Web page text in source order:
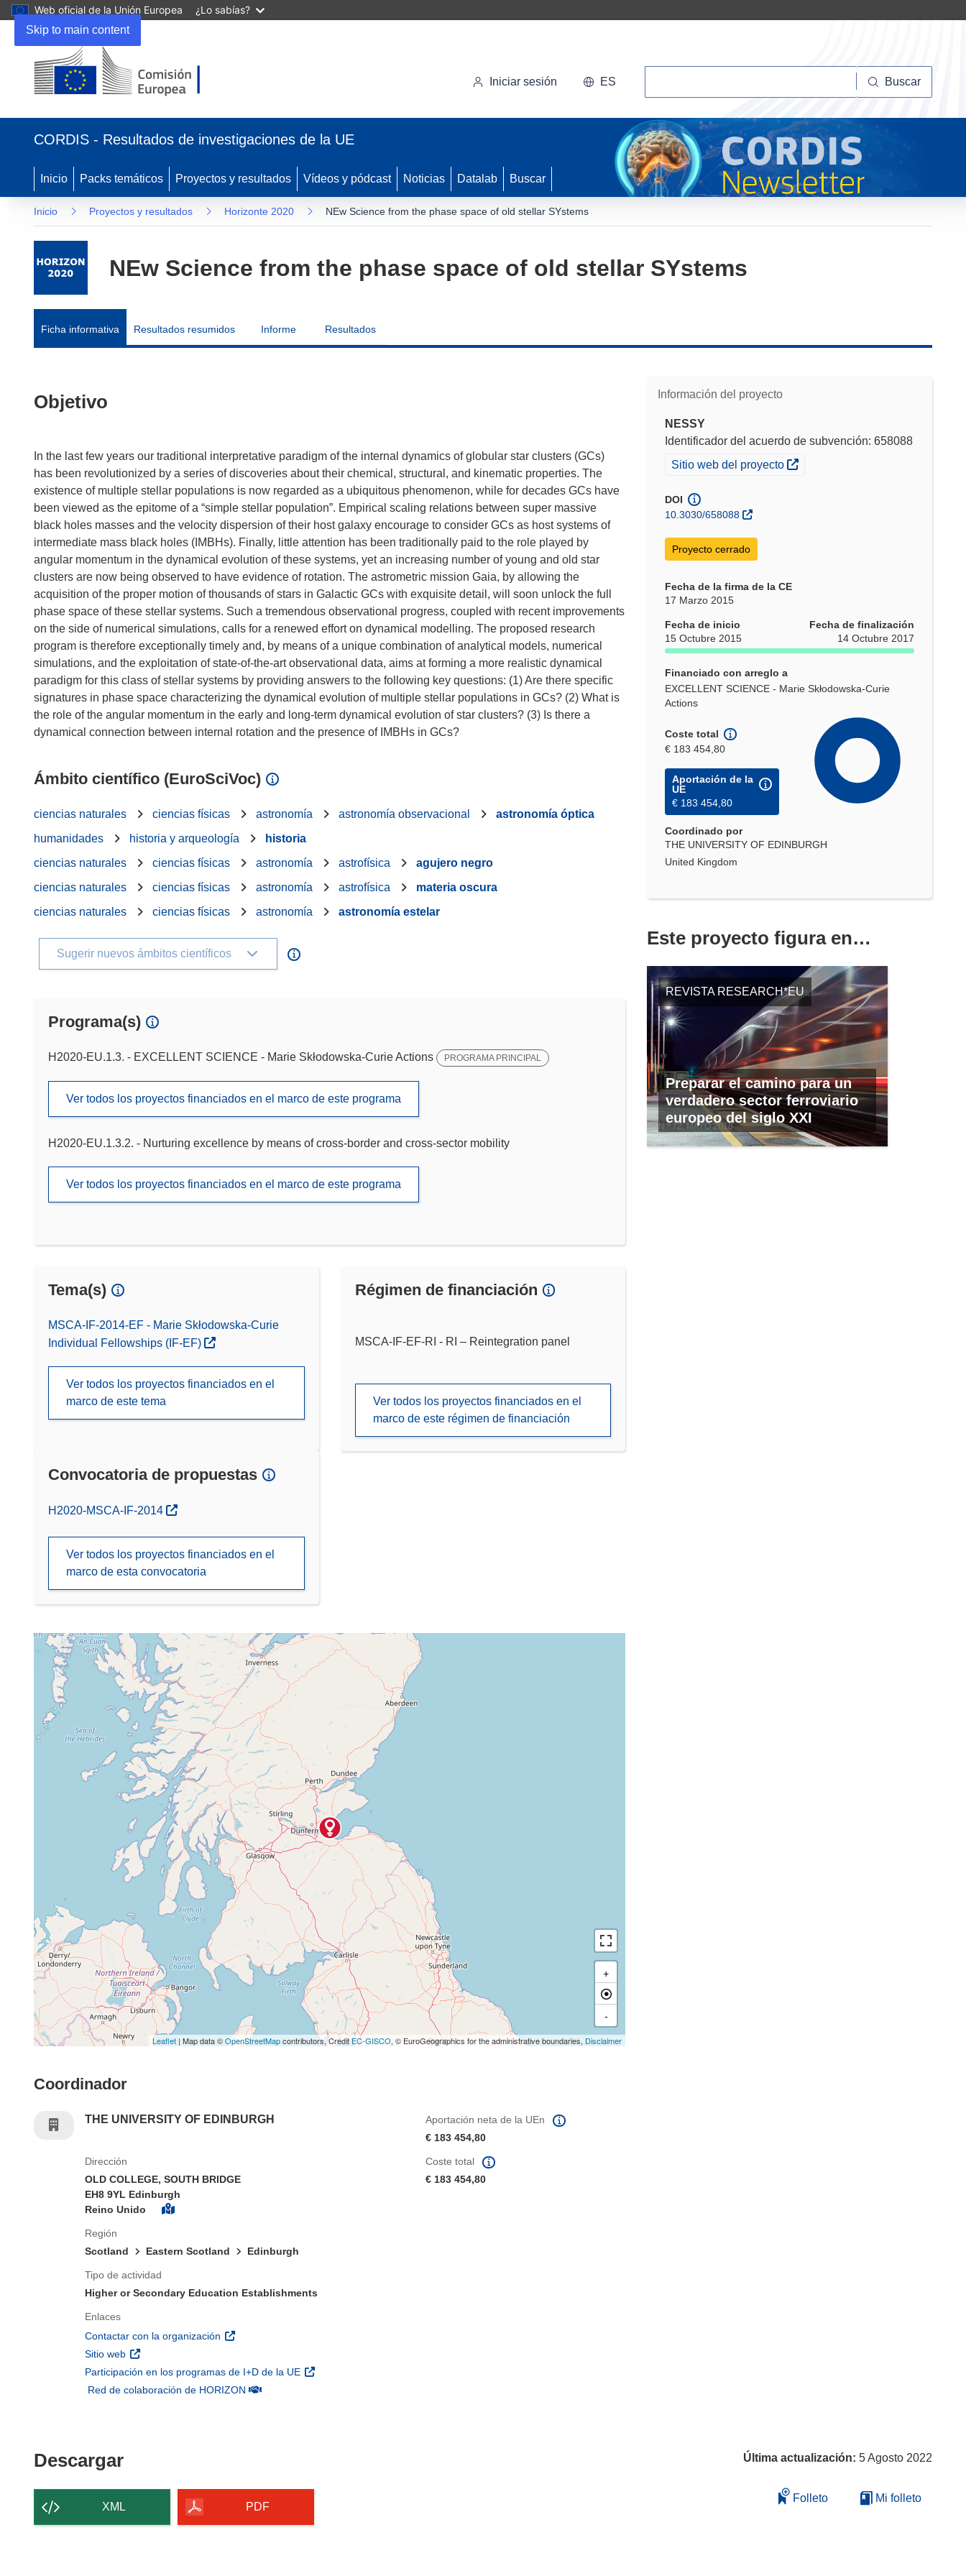
Skip to main content
Web oficial de la Unión Europea ¿Lo sabías?
Iniciar sesión ES Buscar
CORDIS - Resultados de investigaciones de la UE
Inicio Packs temáticos Proyectos y resultados Vídeos y pódcast Noticias Datalab Buscar
Inicio Proyectos y resultados Horizonte 2020 NEw Science from the phase space of old stellar SYstems
NEw Science from the phase space of old stellar SYstems
Ficha informativa Resultados resumidos Informe Resultados
Información del proyecto
NESSY
Identificador del acuerdo de subvención: 658088
(se abrirá en una nueva ventana)
Sitio web del proyecto
DOI
10.3030/658088
Proyecto cerrado
Fecha de la firma de la CE
17 Marzo 2015
Fecha de inicio
15 Octubre 2015
Fecha de finalización
14 Octubre 2017
Financiado con arreglo a
EXCELLENT SCIENCE - Marie Skłodowska-Curie
Actions
Coste total
€ 183 454,80
Aportación de la
UE
€ 183 454,80
Coordinado por
THE UNIVERSITY OF EDINBURGH
United Kingdom
Este proyecto figura en…
REVISTA RESEARCH*EU
Preparar el camino para un
verdadero sector ferroviario
europeo del siglo XXI
N.º 72, MAYO 2018
Objetivo
In the last few years our traditional interpretative paradigm of the internal dynamics of globular star clusters (GCs)
has been revolutionized by a series of discoveries about their chemical, structural, and kinematic properties. The
existence of multiple stellar populations is now regarded as a ubiquitous phenomenon, while for decades GCs have
been viewed as the epitome of a “simple stellar population”. Empirical scaling relations between super massive
black holes masses and the velocity dispersion of their host galaxy encourage to consider GCs as host systems of
intermediate mass black holes (IMBHs). Finally, little attention has been traditionally paid to the role played by
angular momentum in the dynamical evolution of these systems, yet an increasing number of young and old star
clusters are now being observed to have evidence of rotation. The astrometric mission Gaia, by allowing the
acquisition of the proper motion of thousands of stars in Galactic GCs with exquisite detail, will soon unlock the full
phase space of these stellar systems. Such a tremendous observational progress, coupled with recent improvements
on the side of numerical simulations, calls for a renewed effort on dynamical modelling. The proposed research
program is therefore exceptionally timely and, by means of a unique combination of analytical models, numerical
simulations, and the exploitation of state-of-the-art observational data, aims at forming a more realistic dynamical
paradigm for this class of stellar systems by providing answers to the following key questions: (1) Are there specific
signatures in phase space characterizing the dynamical evolution of multiple stellar populations in GCs? (2) What is
the role of the angular momentum in the early and long-term dynamical evolution of star clusters? (3) Is there a
Ámbito científico (EuroSciVoc)
ciencias naturales ciencias físicas astronomía astronomía observacional
astronomía óptica
humanidades
historia y arqueología
historia
ciencias naturales
ciencias físicas astronomía astrofísica
agujero negro
ciencias naturales
ciencias físicas astronomía astrofísica
materia oscura
ciencias naturales
ciencias físicas astronomía astronomía estelar
Sugerir nuevos ámbitos científicos
Programa(s)
H2020-EU.1.3. - EXCELLENT SCIENCE - Marie Skłodowska-Curie Actions PROGRAMA PRINCIPAL
Ver todos los proyectos financiados en el marco de este programa
H2020-EU.1.3.2. - Nurturing excellence by means of cross-border and cross-sector mobility
Ver todos los proyectos financiados en el marco de este programa
Tema(s)
MSCA-IF-2014-EF - Marie Skłodowska-Curie
Individual Fellowships (IF-EF)
Ver todos los proyectos financiados en el
marco de este tema
Régimen de financiación
MSCA-IF-EF-RI - RI – Reintegration panel
Ver todos los proyectos financiados en el
marco de este régimen de financiación
Convocatoria de propuestas
(se abrirá en una nueva ventana)
H2020-MSCA-IF-2014
Ver todos los proyectos financiados en el
marco de esta convocatoria
+
-
Leaflet | Map data ©OpenStreetMapcontributors, CreditEC-GISCO, © EuroGeographics for the administrative boundaries, Disclaimer
Coordinador
THE UNIVERSITY OF EDINBURGH
Aportación neta de la UEn
€ 183 454,80
Dirección
OLD COLLEGE, SOUTH BRIDGE
EH8 9YL Edinburgh
Reino Unido
Región
Scotland
Eastern Scotland Edinburgh
Tipo de actividad
Higher or Secondary Education Establishments
Enlaces
Contactar con la organización (se abrirá en una nueva ventana)
Sitio web (se abrirá en una nueva ventana)
Participación en los programas de I+D de la UE (se abrirá en una nueva ventana)
Red de colaboración de HORIZON(se abrirá en una nueva ventana)
Coste total
€ 183 454,80
DescargarDescargar el contenido de la página
XML PDF
Última actualización: 5 Agosto 2022
Folleto Mi folleto